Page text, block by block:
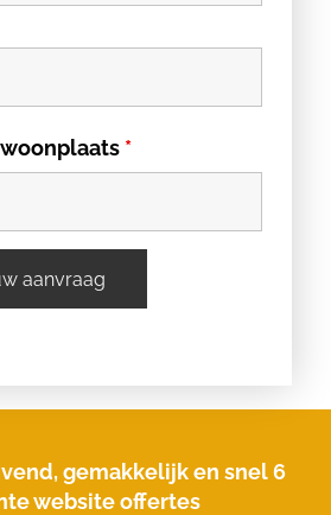
*
gemakkelijk en snel 6
website offertes